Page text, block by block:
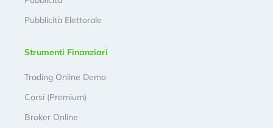
Pubblicità Elettorale
Strumenti Finanziari
Trading Online Demo
Corsi (Premium)
Broker Online